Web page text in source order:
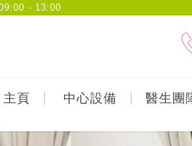
- 13:00
主頁 中心設備 醫生團